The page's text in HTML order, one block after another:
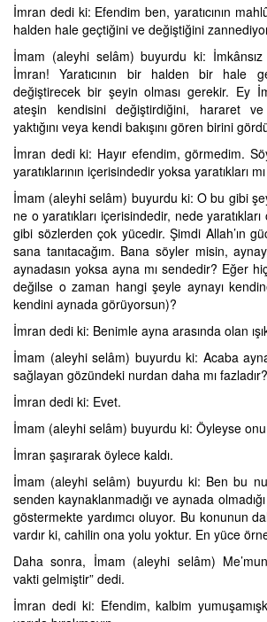
İmran dedi ki: Efendim ben, yaratıcının
halden hale geçtiğini ve değiştiğini
İmam (aleyhi selâm) buyurdu ki:
İmran! Yaratıcının bir halden bir hale
değiştirecek bir şeyin olması gerekir. Ey
ateşin kendisini değiştirdiğini, hararet ve
yaktığını veya kendi bakışını gören birini
İmran dedi ki: Hayır efendim, görmedim.
yaratıklarının içerisindedir yoksa yaratıkları
İmam (aleyhi selâm) buyurdu ki: O bu gibi
ne o yaratıkları içerisindedir, nede
gibi sözlerden çok yücedir. Şimdi Allah’ın
sana tanıtacağım. Bana söyler misin,
aynadasın yoksa ayna mı sendedir? Eğer
değilse o zaman hangi şeyle aynayı
kendini aynada görüyorsun)?
İmran dedi ki: Benimle ayna arasında olan
İmam (aleyhi selâm) buyurdu ki: Acaba
sağlayan gözündeki nurdan daha mı fazladır?
İmran dedi ki: Evet.
İmam (aleyhi selâm) buyurdu ki: Öyleyse
İmran şaşırarak öylece kaldı.
İmam (aleyhi selâm) buyurdu ki: Ben bu
senden kaynaklanmadığı ve aynada
göstermekte yardımcı oluyor. Bu konunun
vardır ki, cahilin ona yolu yoktur. En yüce
Daha sonra, İmam (aleyhi selâm)
vakti gelmiştir” dedi.
İmran dedi ki: Efendim, kalbim